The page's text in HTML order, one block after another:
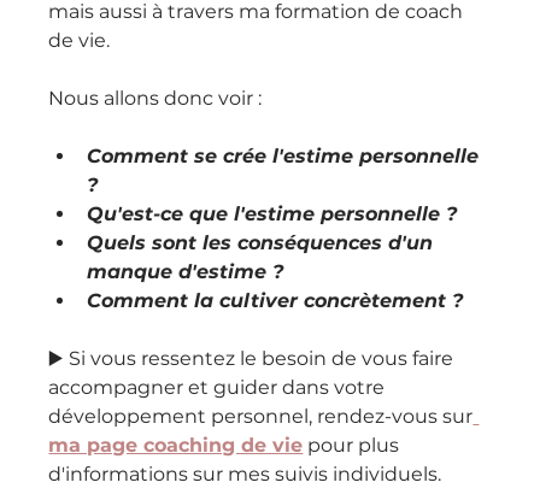
mais aussi à travers ma formation de coach
de vie.
Nous allons donc voir :
Comment se crée l'estime personnelle
?
Qu'est-ce que l'estime personnelle ?
Quels sont les conséquences d'un
manque d'estime ?
Comment la cultiver concrètement ?
▶️ Si vous ressentez le besoin de vous faire
accompagner et guider dans votre
développement personnel, rendez-vous sur
ma page coaching de vie pour plus
d'informations sur mes suivis individuels.